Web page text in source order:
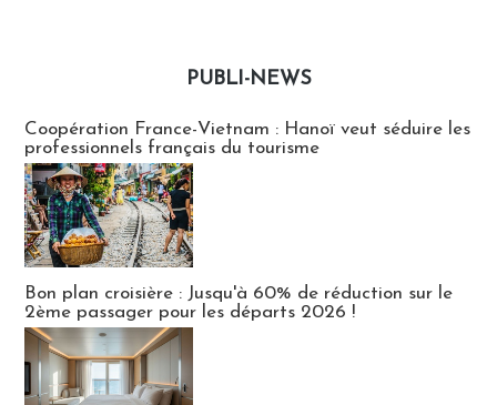
PUBLI-NEWS
Coopération France-Vietnam : Hanoï veut séduire les
professionnels français du tourisme
Bon plan croisière : Jusqu'à 60% de réduction sur le
2ème passager pour les départs 2026 !